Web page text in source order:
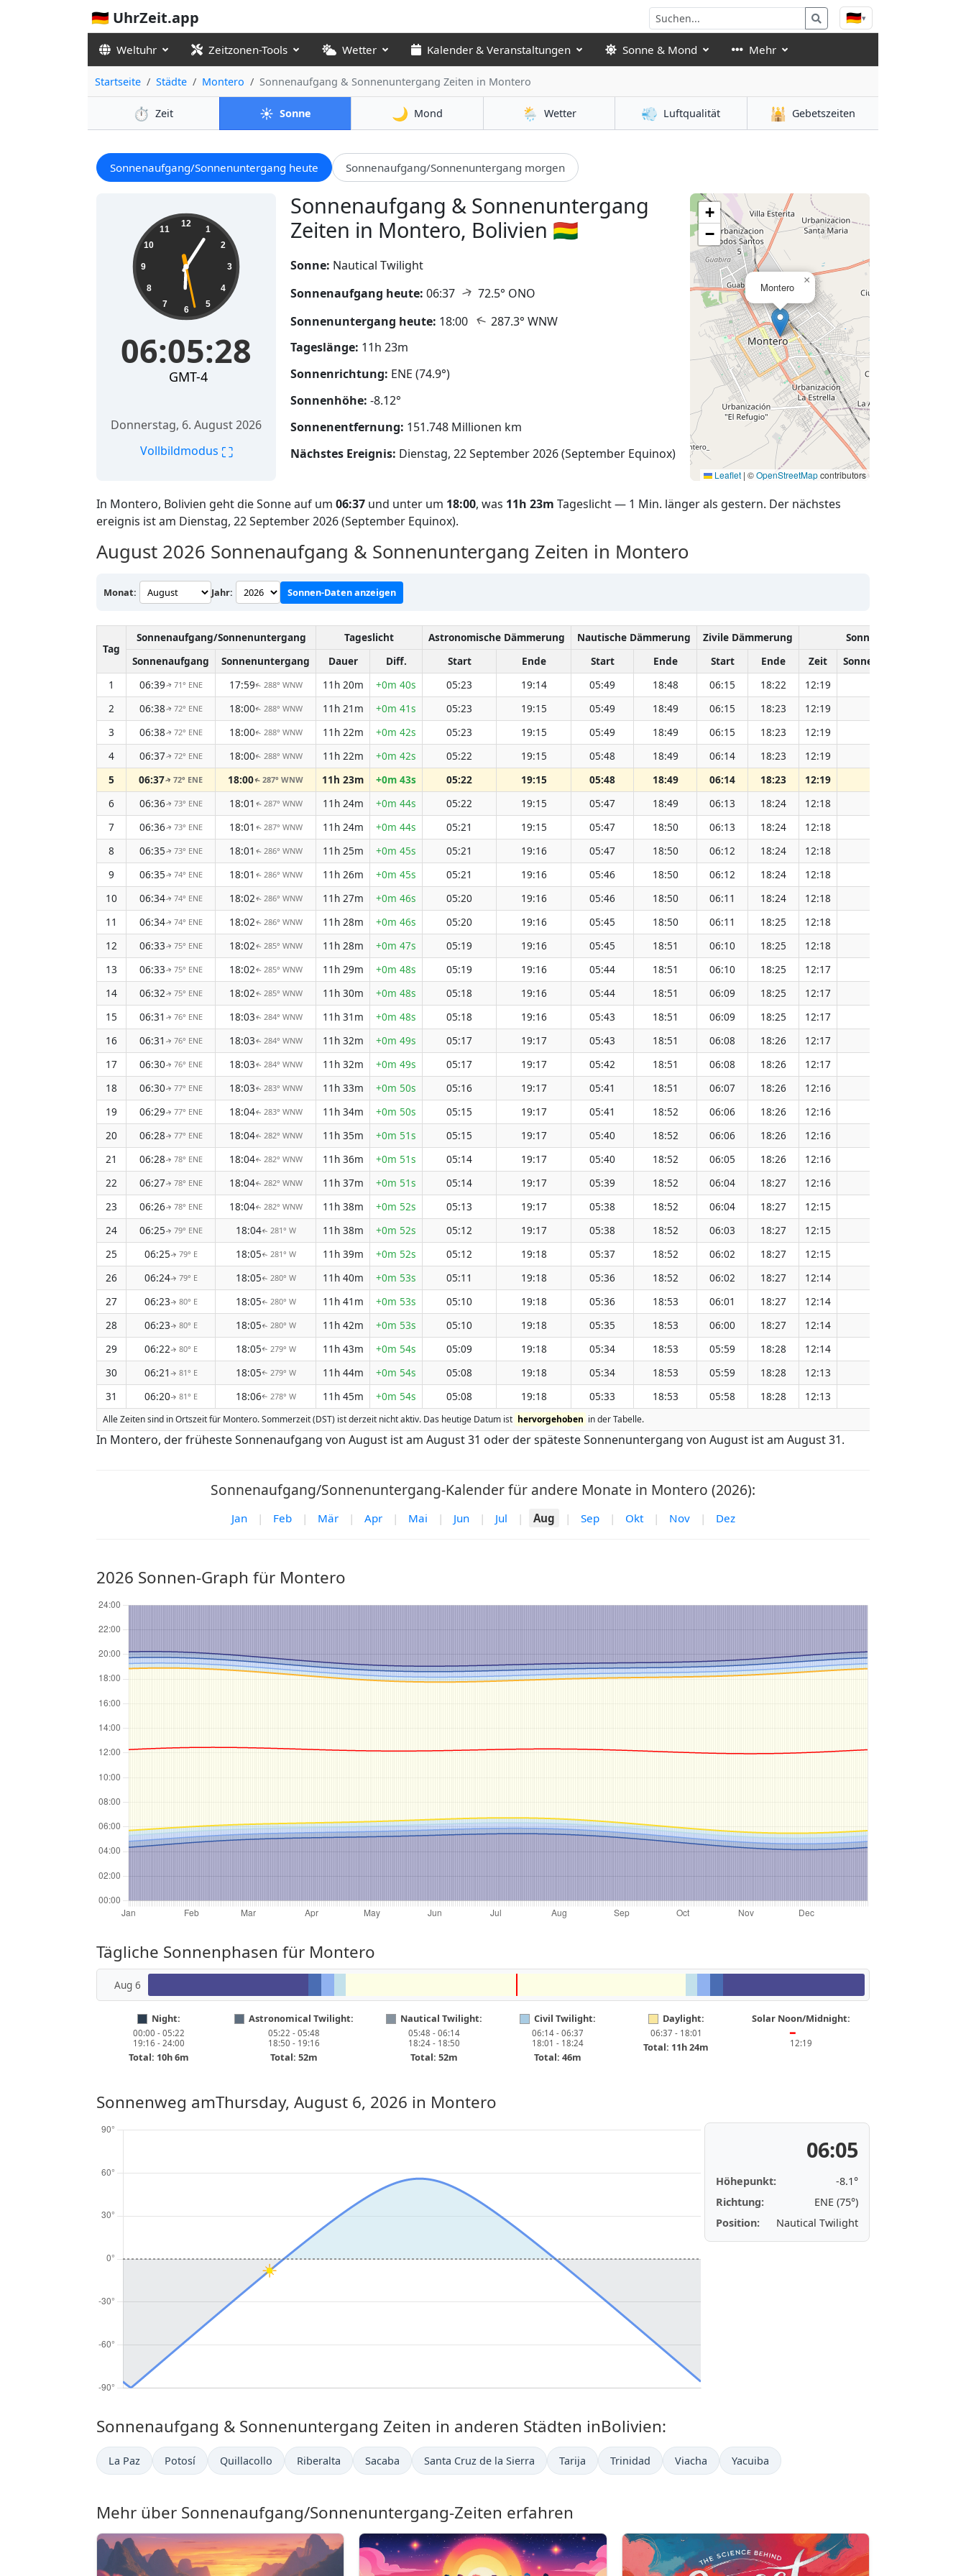
🇩🇪 UhrZeit.app 🇩🇪▾
Weltuhr Zeitzonen-Tools Wetter Kalender & Veranstaltungen Sonne & Mond Mehr
Startseite Städte Montero Sonnenaufgang & Sonnenuntergang Zeiten in Montero
⏱️ Zeit ☀️ Sonne 🌙 Mond 🌦️ Wetter 💨 Luftqualität 🕌 Gebetszeiten
Sonnenaufgang/Sonnenuntergang heute Sonnenaufgang/Sonnenuntergang morgen
Sonnenaufgang & Sonnenuntergang
Zeiten in Montero, Bolivien 🇧🇴
06:05:29 12
1
2
3
4
5
6
7
8
9
10
11
06:05:29
GMT-4
Donnerstag, 6. August 2026
Vollbildmodus ⛶
Sonne: Nautical Twilight
Sonnenaufgang heute: 06:37 ↑ 72.5° ONO
Sonnenuntergang heute: 18:00 ↑ 287.3° WNW
Tageslänge: 11h 23m
Sonnenrichtung: ENE (74.9°)
Sonnenhöhe: -8.12°
Sonnenentfernung: 151.748 Millionen km
Nächstes Ereignis: Dienstag, 22 September 2026 (September Equinox)
Montero
×
+
−
Leaflet | ©OpenStreetMapcontributors
In Montero, Bolivien geht die Sonne auf um 06:37 und unter um 18:00, was 11h 23m Tageslicht — 1 Min. länger als gestern. Der nächstes
ereignis ist am Dienstag, 22 September 2026 (September Equinox).
August 2026 Sonnenaufgang & Sonnenuntergang Zeiten in Montero
Monat: Jahr: Sonnen-Daten anzeigen
Tag
Sonnenaufgang/Sonnenuntergang Tageslicht Astronomische Dämmerung Nautische Dämmerung Zivile Dämmerung
Sonnenhöchststand
Sonnenaufgang
Sonnenuntergang Dauer Diff. Start Ende Start Ende Start Ende Zeit
Sonnenentfernung (Mio.
1
06:39↑ 71° ENE 17:59↑ 288° WNW 11h 20m +0m 40s 05:23 19:14 05:49 18:48 06:15 18:22 12:19
2
06:38↑ 72° ENE 18:00↑ 288° WNW 11h 21m +0m 41s 05:23 19:15 05:49 18:49 06:15 18:23 12:19
3
06:38↑ 72° ENE 18:00↑ 288° WNW 11h 22m +0m 42s 05:23 19:15 05:49 18:49 06:15 18:23 12:19
4
06:37↑ 72° ENE 18:00↑ 288° WNW 11h 22m +0m 42s 05:22 19:15 05:48 18:49 06:14 18:23 12:19
5
06:37↑72° ENE 18:00↑287° WNW 11h 23m +0m 43s 05:22 19:15 05:48 18:49 06:14 18:23 12:19
6
06:36↑ 73° ENE 18:01 ↑ 287° WNW 11h 24m +0m 44s 05:22 19:15 05:47 18:49 06:13 18:24 12:18
7
06:36↑ 73° ENE 18:01 ↑ 287° WNW 11h 24m +0m 44s 05:21 19:15 05:47 18:50 06:13 18:24 12:18
8
06:35↑ 73° ENE 18:01 ↑ 286° WNW 11h 25m +0m 45s 05:21 19:16 05:47 18:50 06:12 18:24 12:18
9
06:35↑ 74° ENE 18:01 ↑ 286° WNW 11h 26m +0m 45s 05:21 19:16 05:46 18:50 06:12 18:24 12:18
10
06:34↑ 74° ENE 18:02↑ 286° WNW 11h 27m +0m 46s 05:20 19:16 05:46 18:50 06:11 18:24 12:18
11
06:34↑ 74° ENE 18:02↑ 286° WNW 11h 28m +0m 46s 05:20 19:16 05:45 18:50 06:11 18:25 12:18
12
06:33↑ 75° ENE 18:02↑ 285° WNW 11h 28m +0m 47s 05:19 19:16 05:45 18:51 06:10 18:25 12:18
13
06:33↑ 75° ENE 18:02↑ 285° WNW 11h 29m +0m 48s 05:19 19:16 05:44 18:51 06:10 18:25 12:17
14
06:32↑ 75° ENE 18:02↑ 285° WNW 11h 30m +0m 48s 05:18 19:16 05:44 18:51 06:09 18:25 12:17
15
06:31 ↑ 76° ENE 18:03↑ 284° WNW 11h 31m +0m 48s 05:18 19:16 05:43 18:51 06:09 18:25 12:17
16
06:31 ↑ 76° ENE 18:03↑ 284° WNW 11h 32m +0m 49s 05:17 19:17 05:43 18:51 06:08 18:26 12:17
17
06:30↑ 76° ENE 18:03↑ 284° WNW 11h 32m +0m 49s 05:17 19:17 05:42 18:51 06:08 18:26 12:17
18
06:30↑ 77° ENE 18:03↑ 283° WNW 11h 33m +0m 50s 05:16 19:17 05:41 18:51 06:07 18:26 12:16
19
06:29↑ 77° ENE 18:04↑ 283° WNW 11h 34m +0m 50s 05:15 19:17 05:41 18:52 06:06 18:26 12:16
20
06:28↑ 77° ENE 18:04↑ 282° WNW 11h 35m +0m 51s 05:15 19:17 05:40 18:52 06:06 18:26 12:16
21
06:28↑ 78° ENE 18:04↑ 282° WNW 11h 36m +0m 51s 05:14 19:17 05:40 18:52 06:05 18:26 12:16
22
06:27↑ 78° ENE 18:04↑ 282° WNW 11h 37m +0m 51s 05:14 19:17 05:39 18:52 06:04 18:27 12:16
23
06:26↑ 78° ENE 18:04↑ 282° WNW 11h 38m +0m 52s 05:13 19:17 05:38 18:52 06:04 18:27 12:15
24
06:25↑ 79° ENE 18:04↑ 281° W 11h 38m +0m 52s 05:12 19:17 05:38 18:52 06:03 18:27 12:15
25
06:25↑ 79° E 18:05↑ 281° W 11h 39m +0m 52s 05:12 19:18 05:37 18:52 06:02 18:27 12:15
26
06:24↑ 79° E 18:05↑ 280° W 11h 40m +0m 53s 05:11 19:18 05:36 18:52 06:02 18:27 12:14
27
06:23↑ 80° E 18:05↑ 280° W 11h 41m +0m 53s 05:10 19:18 05:36 18:53 06:01 18:27 12:14
28
06:23↑ 80° E 18:05↑ 280° W 11h 42m +0m 53s 05:10 19:18 05:35 18:53 06:00 18:27 12:14
29
06:22↑ 80° E 18:05↑ 279° W 11h 43m +0m 54s 05:09 19:18 05:34 18:53 05:59 18:28 12:14
30
06:21 ↑ 81° E 18:05↑ 279° W 11h 44m +0m 54s 05:08 19:18 05:34 18:53 05:59 18:28 12:13
31
06:20↑ 81° E 18:06↑ 278° W 11h 45m +0m 54s 05:08 19:18 05:33 18:53 05:58 18:28 12:13
Alle Zeiten sind in Ortszeit für Montero. Sommerzeit (DST) ist derzeit nicht aktiv. Das heutige Datum ist hervorgehoben in der Tabelle.
In Montero, der früheste Sonnenaufgang von August ist am August 31 oder der späteste Sonnenuntergang von August ist am August 31.
Sonnenaufgang/Sonnenuntergang-Kalender für andere Monate in Montero (2026):
Jan | Feb | Mär | Apr | Mai | Jun | Jul | Aug | Sep | Okt | Nov | Dez
2026 Sonnen-Graph für Montero
Tägliche Sonnenphasen für Montero
Aug 6
Night:
00:00 - 05:22
19:16 - 24:00
Total: 10h 6m
Astronomical Twilight:
05:22 - 05:48
18:50 - 19:16
Total: 52m
Nautical Twilight:
05:48 - 06:14
18:24 - 18:50
Total: 52m
Civil Twilight:
06:14 - 06:37
18:01 - 18:24
Total: 46m
Daylight:
06:37 - 18:01
Total: 11h 24m
Solar Noon/Midnight:
━
12:19
Sonnenweg amThursday, August 6, 2026 in Montero
06:05
Höhepunkt:
-8.1°
Richtung:
ENE (75°)
Position:
Nautical Twilight
Sonnenaufgang & Sonnenuntergang Zeiten in anderen Städten inBolivien:
La Paz Potosí Quillacollo Riberalta Sacaba Santa Cruz de la Sierra Tarija Trinidad Viacha Yacuiba
Mehr über Sonnenaufgang/Sonnenuntergang-Zeiten erfahren